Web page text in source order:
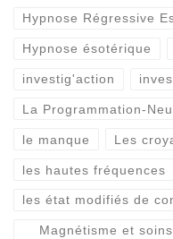
Hypnose Régressive
Hypnose ésotérique
investig'action
La Programmation-
le manque Les
les hautes fréquences
les état modifiés de
Magnétisme et